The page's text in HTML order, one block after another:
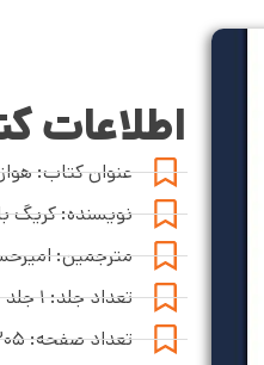
اطلاعات
عنوان کتاب:
نویسنده: کریگ
مترجمین:
تعداد جلد: ۱ جلد
تعداد صفحه: ۲۰۵